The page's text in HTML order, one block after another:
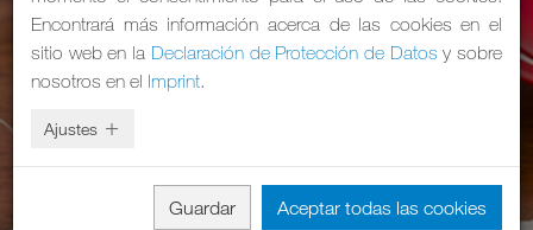
Encontrará más información acerca de las cookies en el
sitio web en la Declaración de Protección de Datos y sobre
nosotros en el Imprint.
Ajustes
Guardar Aceptar todas las cookies